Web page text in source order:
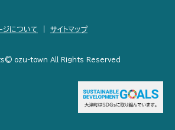
ジについて サイトマップ
ozu-town All Rights Reserved